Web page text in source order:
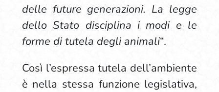
delle future generazioni. La legge
dello Stato disciplina i modi e le
forme di tutela degli animali“.
Così l’espressa tutela dell’ambiente
è nella stessa funzione legislativa,